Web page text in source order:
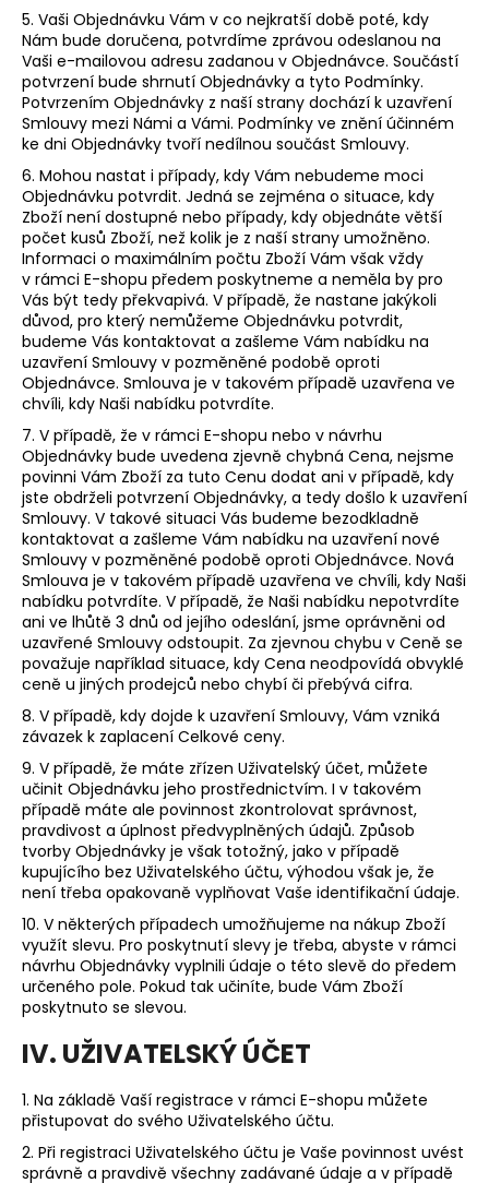
5. Vaši Objednávku Vám v co nejkratší době poté, kdy
Nám bude doručena, potvrdíme zprávou odeslanou na
Vaši e-mailovou adresu zadanou v Objednávce. Součástí
potvrzení bude shrnutí Objednávky a tyto Podmínky.
Potvrzením Objednávky z naší strany dochází k uzavření
Smlouvy mezi Námi a Vámi. Podmínky ve znění účinném
ke dni Objednávky tvoří nedílnou součást Smlouvy.
6. Mohou nastat i případy, kdy Vám nebudeme moci
Objednávku potvrdit. Jedná se zejména o situace, kdy
Zboží není dostupné nebo případy, kdy objednáte větší
počet kusů Zboží, než kolik je z naší strany umožněno.
Informaci o maximálním počtu Zboží Vám však vždy
v rámci E-shopu předem poskytneme a neměla by pro
Vás být tedy překvapivá. V případě, že nastane jakýkoli
důvod, pro který nemůžeme Objednávku potvrdit,
budeme Vás kontaktovat a zašleme Vám nabídku na
uzavření Smlouvy v pozměněné podobě oproti
Objednávce. Smlouva je v takovém případě uzavřena ve
chvíli, kdy Naši nabídku potvrdíte.
7. V případě, že v rámci E-shopu nebo v návrhu
Objednávky bude uvedena zjevně chybná Cena, nejsme
povinni Vám Zboží za tuto Cenu dodat ani v případě, kdy
jste obdrželi potvrzení Objednávky, a tedy došlo k uzavření
Smlouvy. V takové situaci Vás budeme bezodkladně
kontaktovat a zašleme Vám nabídku na uzavření nové
Smlouvy v pozměněné podobě oproti Objednávce. Nová
Smlouva je v takovém případě uzavřena ve chvíli, kdy Naši
nabídku potvrdíte. V případě, že Naši nabídku nepotvrdíte
ani ve lhůtě 3 dnů od jejího odeslání, jsme oprávněni od
uzavřené Smlouvy odstoupit. Za zjevnou chybu v Ceně se
považuje například situace, kdy Cena neodpovídá obvyklé
ceně u jiných prodejců nebo chybí či přebývá cifra.
8. V případě, kdy dojde k uzavření Smlouvy, Vám vzniká
závazek k zaplacení Celkové ceny.
9. V případě, že máte zřízen Uživatelský účet, můžete
učinit Objednávku jeho prostřednictvím. I v takovém
případě máte ale povinnost zkontrolovat správnost,
pravdivost a úplnost předvyplněných údajů. Způsob
tvorby Objednávky je však totožný, jako v případě
kupujícího bez Uživatelského účtu, výhodou však je, že
není třeba opakovaně vyplňovat Vaše identifikační údaje.
10. V některých případech umožňujeme na nákup Zboží
využít slevu. Pro poskytnutí slevy je třeba, abyste v rámci
návrhu Objednávky vyplnili údaje o této slevě do předem
určeného pole. Pokud tak učiníte, bude Vám Zboží
poskytnuto se slevou.
IV. UŽIVATELSKÝ ÚČET
1. Na základě Vaší registrace v rámci E-shopu můžete
přistupovat do svého Uživatelského účtu.
2. Při registraci Uživatelského účtu je Vaše povinnost uvést
správně a pravdivě všechny zadávané údaje a v případě